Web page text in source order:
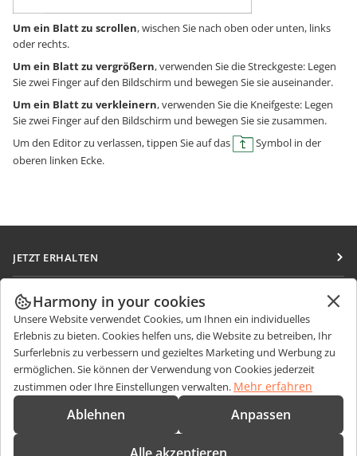
Um ein Blatt zu scrollen, wischen Sie nach oben oder unten, links
oder rechts.
Um ein Blatt zu vergrößern, verwenden Sie die Streckgeste: Legen
Sie zwei Finger auf den Bildschirm und bewegen Sie sie auseinander.
Um ein Blatt zu verkleinern, verwenden Sie die Kneifgeste: Legen
Sie zwei Finger auf den Bildschirm und bewegen Sie sie zusammen.
Um den Editor zu verlassen, tippen Sie auf das
Symbol in der
oberen linken Ecke.
JETZT ERHALTEN
Docs
DocSpace
Workspace
Integrations-Apps
Desktop-Apps
Mobile Apps
ZUSAMMENARBEITEN
Für Mitwirkende
Für Übersetzer
Für Influencer
Stellenangebote
NACHRICHTEN ERHALTEN
Blog
HILFE ERHALTEN
Forum
Fragen zum Kauf
sales@onlyoffice.com
Harmony in your cookies
Unsere Website verwendet Cookies, um Ihnen ein individuelles
Erlebnis zu bieten. Cookies helfen uns, die Website zu betreiben, Ihr
Surferlebnis zu verbessern und gezieltes Marketing und Werbung zu
ermöglichen. Sie können der Verwendung von Cookies jederzeit
zustimmen oder Ihre Einstellungen verwalten. Mehr erfahren
Ablehnen Anpassen